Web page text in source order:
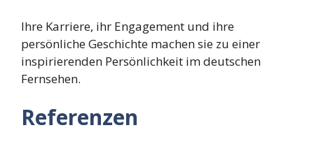
Ihre Karriere, ihr Engagement und ihre
persönliche Geschichte machen sie zu einer
inspirierenden Persönlichkeit im deutschen
Fernsehen.
Referenzen